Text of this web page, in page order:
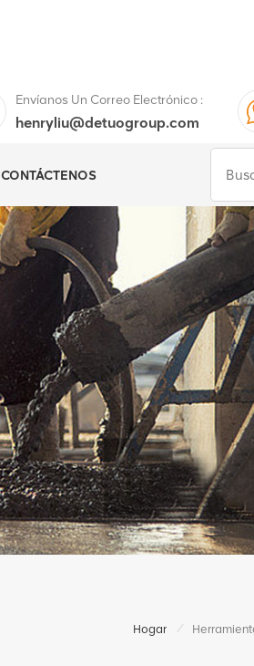
Envíanos Un Correo Electrónico :
henryliu@detuogroup.com
CONTÁCTENOS
Hogar /